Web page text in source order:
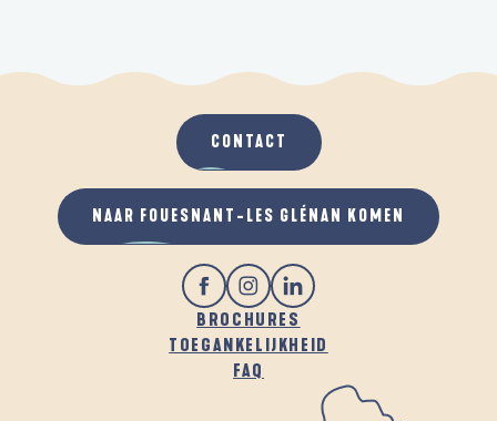
BROCHURES
TOEGANKELIJKHEID
FAQ
CONTACT
NAAR FOUESNANT-LES GLÉNAN KOMEN